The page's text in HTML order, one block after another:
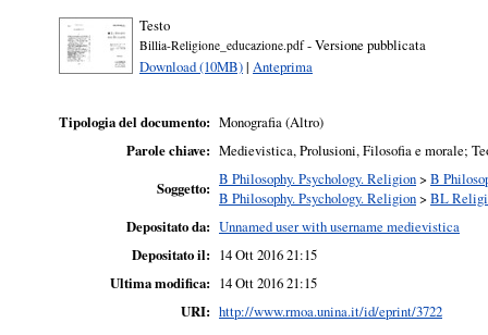
Testo
Billia-Religione_educazione.pdf- Versione pubblicata
Download (10MB)| Anteprima
Tipologia del documento: Monografia (Altro)
Parole chiave: Medievistica, Prolusioni, Filosofia e morale;
Soggetto: B Philosophy. Psychology. Religion> B
B Philosophy. Psychology. Religion> BL
Depositato da: Unnamed user with username medievistica
Depositato il: 14 Ott 2016 21:15
Ultima modifica: 14 Ott 2016 21:15
URI: http://www.rmoa.unina.it/id/eprint/3722